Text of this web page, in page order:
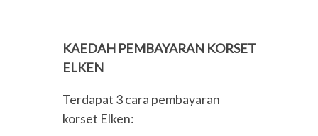
KAEDAH PEMBAYARAN KORSET
ELKEN
Terdapat 3 cara pembayaran
korset Elken: